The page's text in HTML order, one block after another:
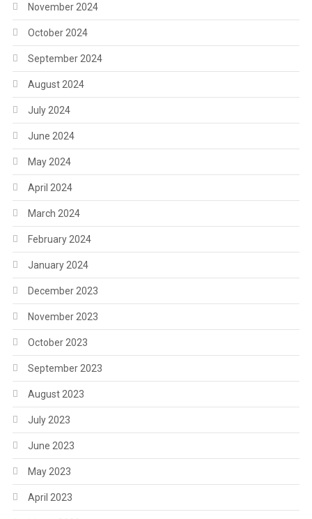
November 2024
October 2024
September 2024
August 2024
July 2024
June 2024
May 2024
April 2024
March 2024
February 2024
January 2024
December 2023
November 2023
October 2023
September 2023
August 2023
July 2023
June 2023
May 2023
April 2023